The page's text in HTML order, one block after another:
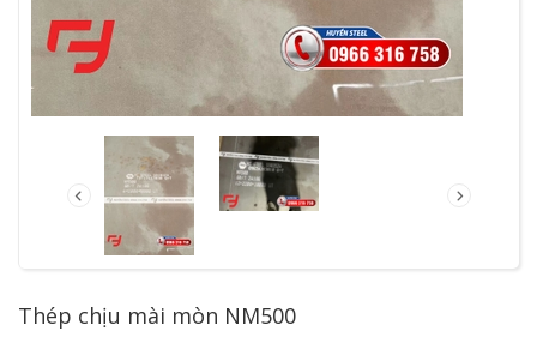
Thép chịu mài mòn NM500